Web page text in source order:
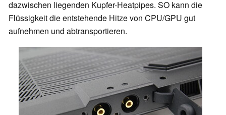
dazwischen liegenden Kupfer-Heatpipes. SO kann die
Flüssigkeit die entstehende Hitze von CPU/GPU gut
aufnehmen und abtransportieren.